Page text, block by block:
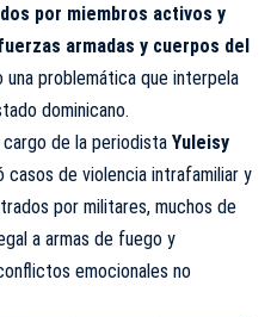
por miembros activos y
armadas y cuerpos del
una problemática que interpela
dominicano.
de la periodista Yuleisy
casos de violencia intrafamiliar y
por militares, muchos de
a armas de fuego y
emocionales no